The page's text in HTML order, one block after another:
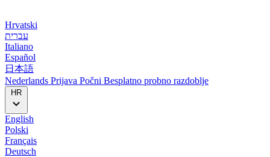
Hrvatski
עברית
Italiano
Español
日本語
Nederlands Prijava Počni Besplatno probno razdoblje
HR
English
Polski
Français
Deutsch